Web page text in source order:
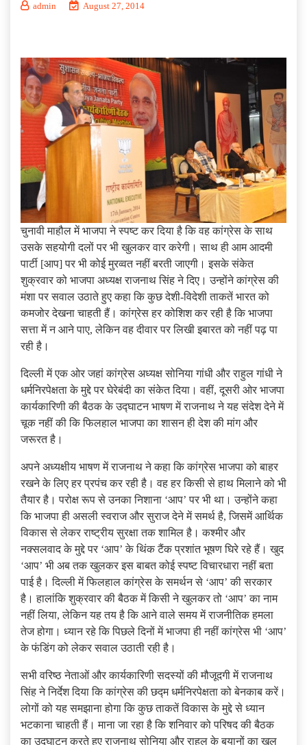
admin August 27, 2014
चुनावी माहौल में भाजपा ने स्पष्ट कर दिया है कि वह कांग्रेस के साथ
उसके सहयोगी दलों पर भी खुलकर वार करेगी। साथ ही आम आदमी
पार्टी [आप] पर भी कोई मुरव्वत नहीं बरती जाएगी। इसके संकेत
शुक्रवार को भाजपा अध्यक्ष राजनाथ सिंह ने दिए। उन्होंने कांग्रेस की
मंशा पर सवाल उठाते हुए कहा कि कुछ देशी-विदेशी ताकतें भारत को
कमजोर देखना चाहती हैं। कांग्रेस हर कोशिश कर रही है कि भाजपा
सत्ता में न आने पाए, लेकिन वह दीवार पर लिखी इबारत को नहीं पढ़ पा
रही है।
दिल्ली में एक ओर जहां कांग्रेस अध्यक्ष सोनिया गांधी और राहुल गांधी ने
धर्मनिरपेक्षता के मुद्दे पर घेरेबंदी का संकेत दिया। वहीं, दूसरी ओर भाजपा
कार्यकारिणी की बैठक के उद्घाटन भाषण में राजनाथ ने यह संदेश देने में
चूक नहीं की कि फिलहाल भाजपा का शासन ही देश की मांग और
जरूरत है।
अपने अध्यक्षीय भाषण में राजनाथ ने कहा कि कांग्रेस भाजपा को बाहर
रखने के लिए हर प्रपंच कर रही है। वह हर किसी से हाथ मिलाने को भी
तैयार है। परोक्ष रूप से उनका निशाना ‘आप’ पर भी था। उन्होंने कहा
कि भाजपा ही असली स्वराज और सुराज देने में समर्थ है, जिसमें आर्थिक
विकास से लेकर राष्ट्रीय सुरक्षा तक शामिल है। कश्मीर और
नक्सलवाद के मुद्दे पर ‘आप’ के थिंक टैंक प्रशांत भूषण घिरे रहे हैं। खुद
‘आप’ भी अब तक खुलकर इस बाबत कोई स्पष्ट विचारधारा नहीं बता
पाई है। दिल्ली में फिलहाल कांग्रेस के समर्थन से ‘आप’ की सरकार
है। हालांकि शुक्रवार की बैठक में किसी ने खुलकर तो ‘आप’ का नाम
नहीं लिया, लेकिन यह तय है कि आने वाले समय में राजनीतिक हमला
तेज होगा। ध्यान रहे कि पिछले दिनों में भाजपा ही नहीं कांग्रेस भी ‘आप’
के फंडिंग को लेकर सवाल उठाती रही है।
सभी वरिष्ठ नेताओं और कार्यकारिणी सदस्यों की मौजूदगी में राजनाथ
सिंह ने निर्देश दिया कि कांग्रेस की छद्म धर्मनिरपेक्षता को बेनकाब करें।
लोगों को यह समझाना होगा कि कुछ ताकतें विकास के मुद्दे से ध्यान
भटकाना चाहती हैं। माना जा रहा है कि शनिवार को परिषद की बैठक
का उद्घाटन करते हुए राजनाथ सोनिया और राहुल के बयानों का खुल